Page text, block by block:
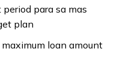
para sa mas
plan
loan amount